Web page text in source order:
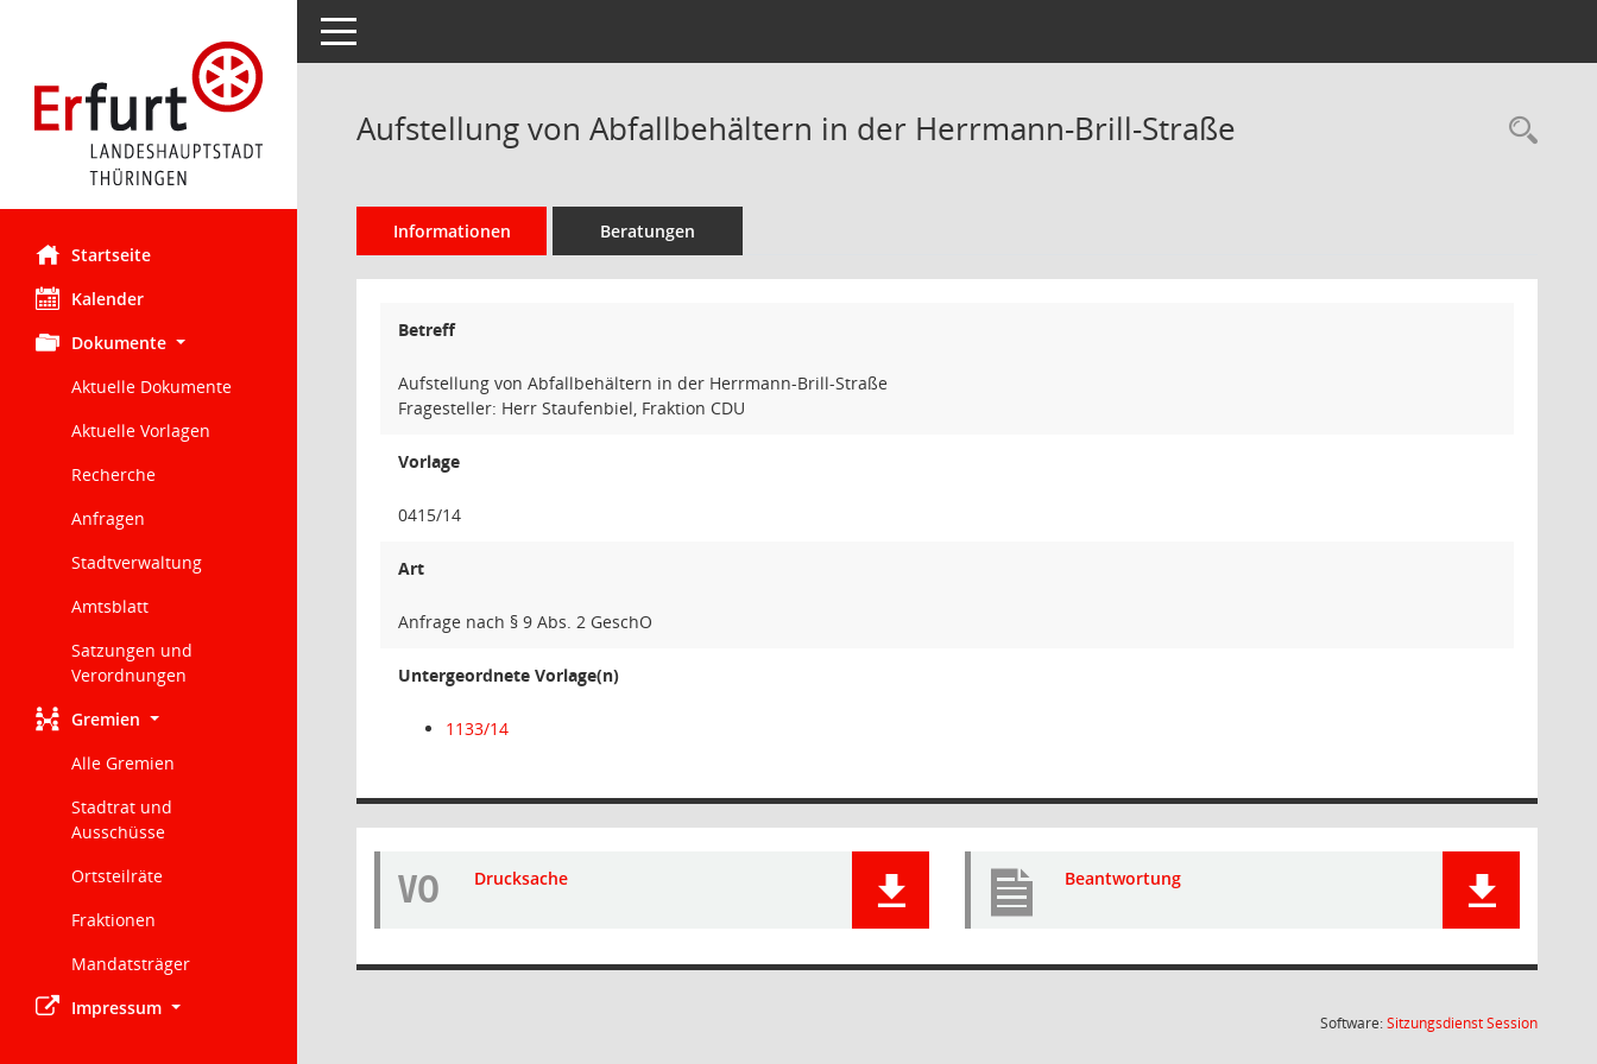
Startseite
Kalender
Dokumente
Aktuelle Dokumente
Aktuelle Vorlagen
Recherche
Anfragen
Stadtverwaltung
Amtsblatt
Satzungen und
Verordnungen
Gremien
Alle Gremien
Stadtrat und
Ausschüsse
Ortsteilräte
Fraktionen
Mandatsträger
Impressum
Toggle navigation
Aufstellung von Abfallbehältern in der Herrmann-Brill-Straße
Informationen Beratungen
Betreff
Aufstellung von Abfallbehältern in der Herrmann-Brill-Straße
Fragesteller: Herr Staufenbiel, Fraktion CDU
Vorlage
0415/14
Art
Anfrage nach § 9 Abs. 2 GeschO
Untergeordnete Vorlage(n)
1133/14
VO Drucksache Beantwortung
Software:SitzungsdienstSession(Wird in